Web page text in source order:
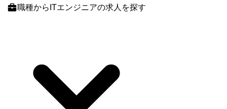
より出社状況等異なりますが、お客様先に出社する場合も含めると週3～
SCSKと同じ休暇制度を導入しています ・在宅可…案件によりますが、
現状は8割程度リモート案件です ・転勤について…基本的に希望を無視
した配属は行いません ●キャリアパス OEMの業務もあればサプライヤー
の製品もあり、幅広い業務範囲の経験を積んで頂く事が可能です。 ま
職種からITエンジニアの求人を探す